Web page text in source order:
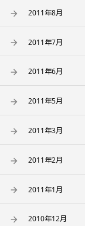
2011年8月
2011年7月
2011年6月
2011年5月
2011年3月
2011年2月
2011年1月
2010年12月